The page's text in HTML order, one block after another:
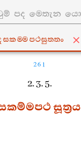
261
2. 3. 5.
සූත්‍රය